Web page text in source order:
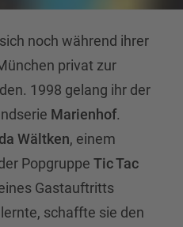
noch während ihrer
privat zur
1998 gelang ihr der
Marienhof.
Wältken, einem
Popgruppe Tic Tac
Gastauftritts
schaffte sie den